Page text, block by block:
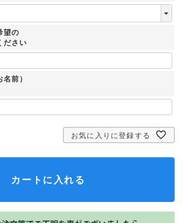
望の
ださい
前）
お気に入りに登録する
カートに入れる